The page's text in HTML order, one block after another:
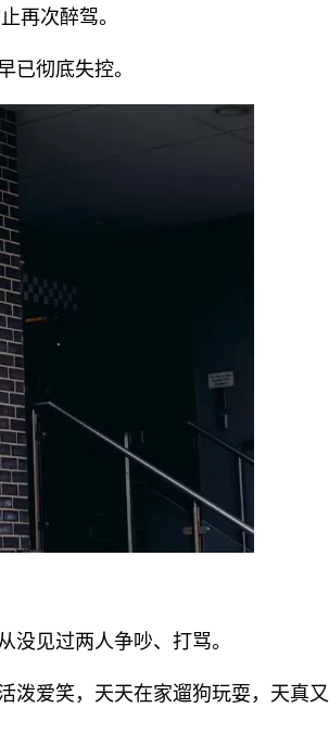
再次醉驾。
彻底失控。
见过两人争吵、打骂。
泼爱笑，天天在家遛狗玩耍，天真又